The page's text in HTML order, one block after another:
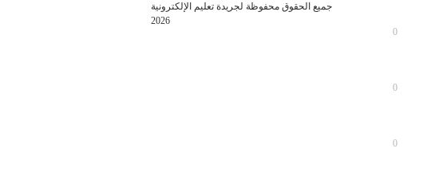
0
0
0
جميع الحقوق محفوظة لجريدة تعليم الإلكترونية
2026